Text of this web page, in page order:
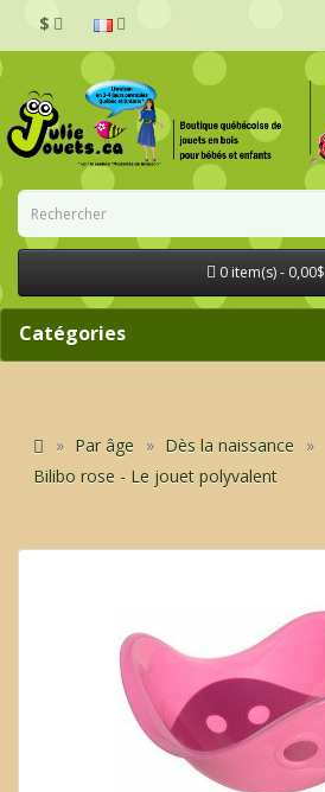
$
0 item(s) - 0,00$
Catégories
Par âge
Dès la naissance
Bilibo rose - Le jouet polyvalent